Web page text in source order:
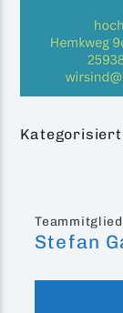
Teammitglied
Stefan